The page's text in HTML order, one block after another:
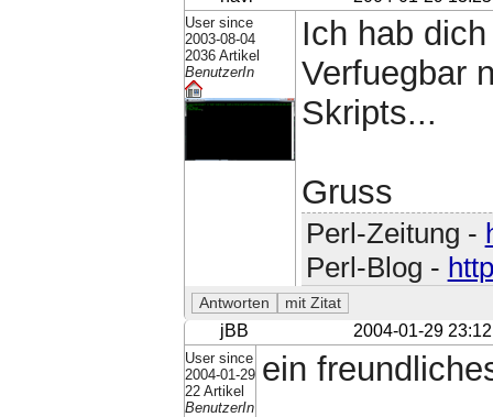
User since
2003-08-04
2036 Artikel
BenutzerIn
Ich hab
Verfuegbar
Skripts...
Gruss
Perl-Zeitung -
Perl-Blog -
jBB 2004-01-29 23:12
User since
2004-01-29
22 Artikel
BenutzerIn
ein